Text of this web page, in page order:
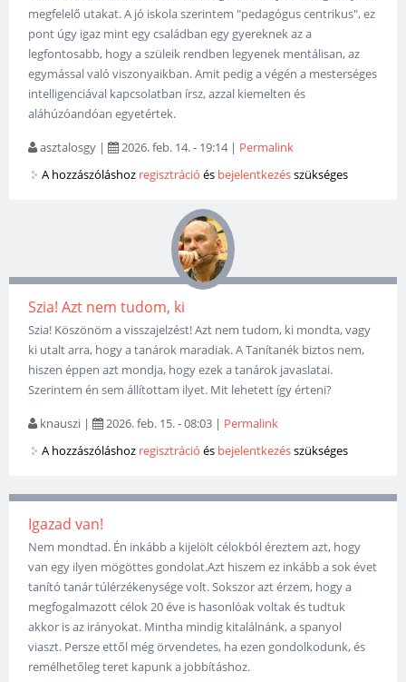
megfelelő utakat. A jó iskola szerintem "pedagógus centrikus", ez
pont úgy igaz mint egy családban egy gyereknek az a
legfontosabb, hogy a szüleik rendben legyenek mentálisan, az
egymással való viszonyaikban. Amit pedig a végén a mesterséges
intelligenciával kapcsolatban írsz, azzal kiemelten és
aláhúzóandóan egyetértek.
asztalosgy | 2026. feb. 14. - 19:14| Permalink
A hozzászóláshoz regisztráció és bejelentkezésszükséges
Szia! Azt nem tudom, ki
Szia! Köszönöm a visszajelzést! Azt nem tudom, ki mondta, vagy
ki utalt arra, hogy a tanárok maradiak. A Tanítanék biztos nem,
hiszen éppen azt mondja, hogy ezek a tanárok javaslatai.
Szerintem én sem állítottam ilyet. Mit lehetett így érteni?
knauszi | 2026. feb. 15. - 08:03 | Permalink
A hozzászóláshoz regisztráció és bejelentkezésszükséges
Igazad van!
Nem mondtad. Én inkább a kijelölt célokból éreztem azt, hogy
van egy ilyen mögöttes gondolat.Azt hiszem ez inkább a sok évet
tanító tanár túlérzékenysége volt. Sokszor azt érzem, hogy a
megfogalmazott célok 20 éve is hasonlóak voltak és tudtuk
akkor is az irányokat. Mintha mindig kitalálnánk, a spanyol
viaszt. Persze ettől még örvendetes, ha ezen gondolkodunk, és
remélhetőleg teret kapunk a jobbításhoz.